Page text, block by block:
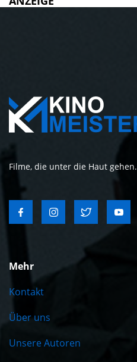
Filme, die unter die Haut gehen.
Mehr
Kontakt
Über uns
Unsere Autoren